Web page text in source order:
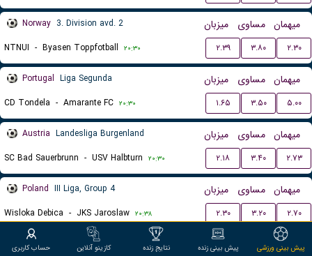
Norway 3. Division avd. 2 میزبان مساوی میهمان
NTNUI - Byasen Toppfotball ۲۰:۳۰ ۲.۳۹ ۳.۸۰ ۲.۳۰
Portugal Liga Segunda میزبان مساوی میهمان
CD Tondela - Amarante FC ۲۰:۳۰ ۱.۶۵ ۳.۵۰ ۵.۰۰
Austria Landesliga Burgenland میزبان مساوی میهمان
SC Bad Sauerbrunn - USV Halbturn ۲۰:۳۰ ۲.۱۸ ۳.۴۰ ۲.۷۳
Poland III Liga, Group 4 میزبان مساوی میهمان
Wisloka Debica - JKS Jaroslaw ۲۰:۳۸ ۲.۳۰ ۳.۲۰ ۲.۷۰
Austria Regionalliga East میزبان مساوی میهمان
پیش بینی ورزشی پیش بینی زنده نتایج زنده کازینو آنلاین حساب کاربری